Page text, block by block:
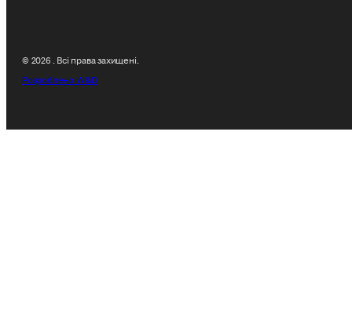
© 2026 . Всі права захищені.
Розроблено W&D